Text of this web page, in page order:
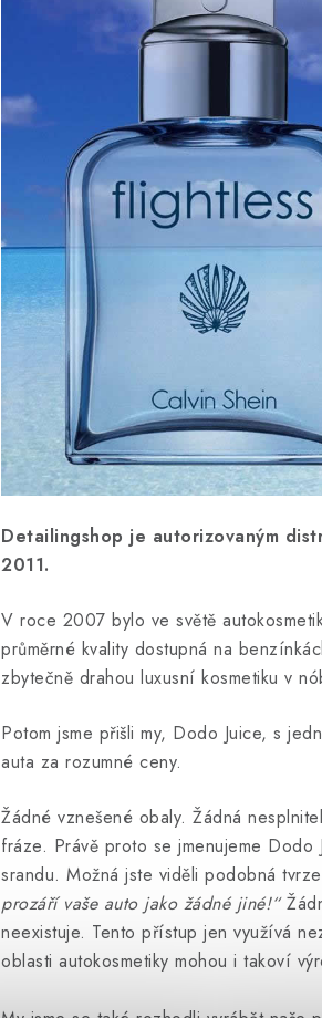
Detailingshop je autorizovaným
2011.
V roce 2007 bylo ve světě
průměrné kvality dostupná na
zbytečně drahou luxusní kosmetiku v
Potom jsme přišli my, Dodo Juice, s
auta za rozumné ceny.
Žádné vznešené obaly. Žádná
fráze. Právě proto se jmenujeme
srandu. Možná jste viděli podobná
prozáří vaše auto jako žádné jiné!“
neexistuje. Tento přístup jen využívá
oblasti autokosmetiky mohou i takoví